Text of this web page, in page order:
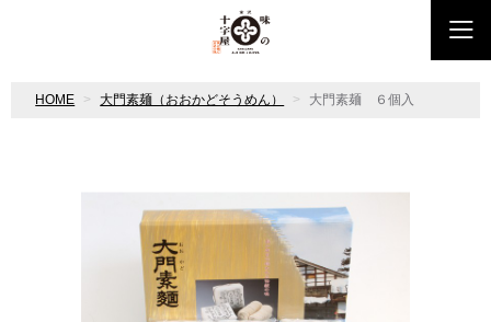
HOME 大門素麺（おおかどそうめん） 大門素麺 ６個入